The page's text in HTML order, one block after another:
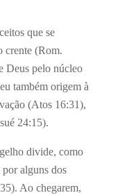
que se
crente (Rom.
Deus pelo núcleo
também origem à
(Atos 16:31),
24:15).
divide, como
por alguns dos
Ao chegarem,